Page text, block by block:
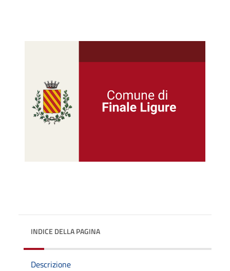
INDICE DELLA PAGINA
Descrizione